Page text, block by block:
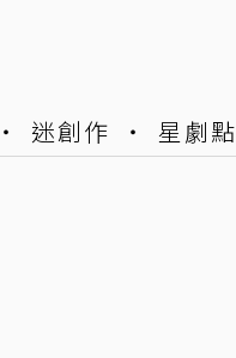
迷創作 星劇點